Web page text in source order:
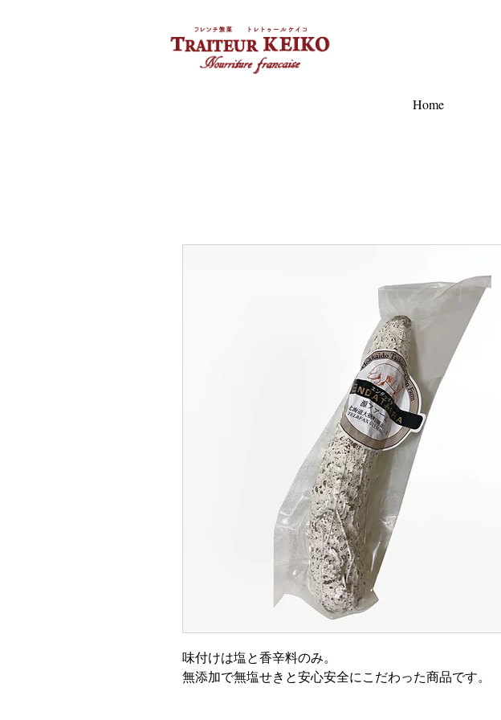
Home
味付けは塩と香辛料のみ。
無添加で無塩せきと安心安全にこだわった商品です。